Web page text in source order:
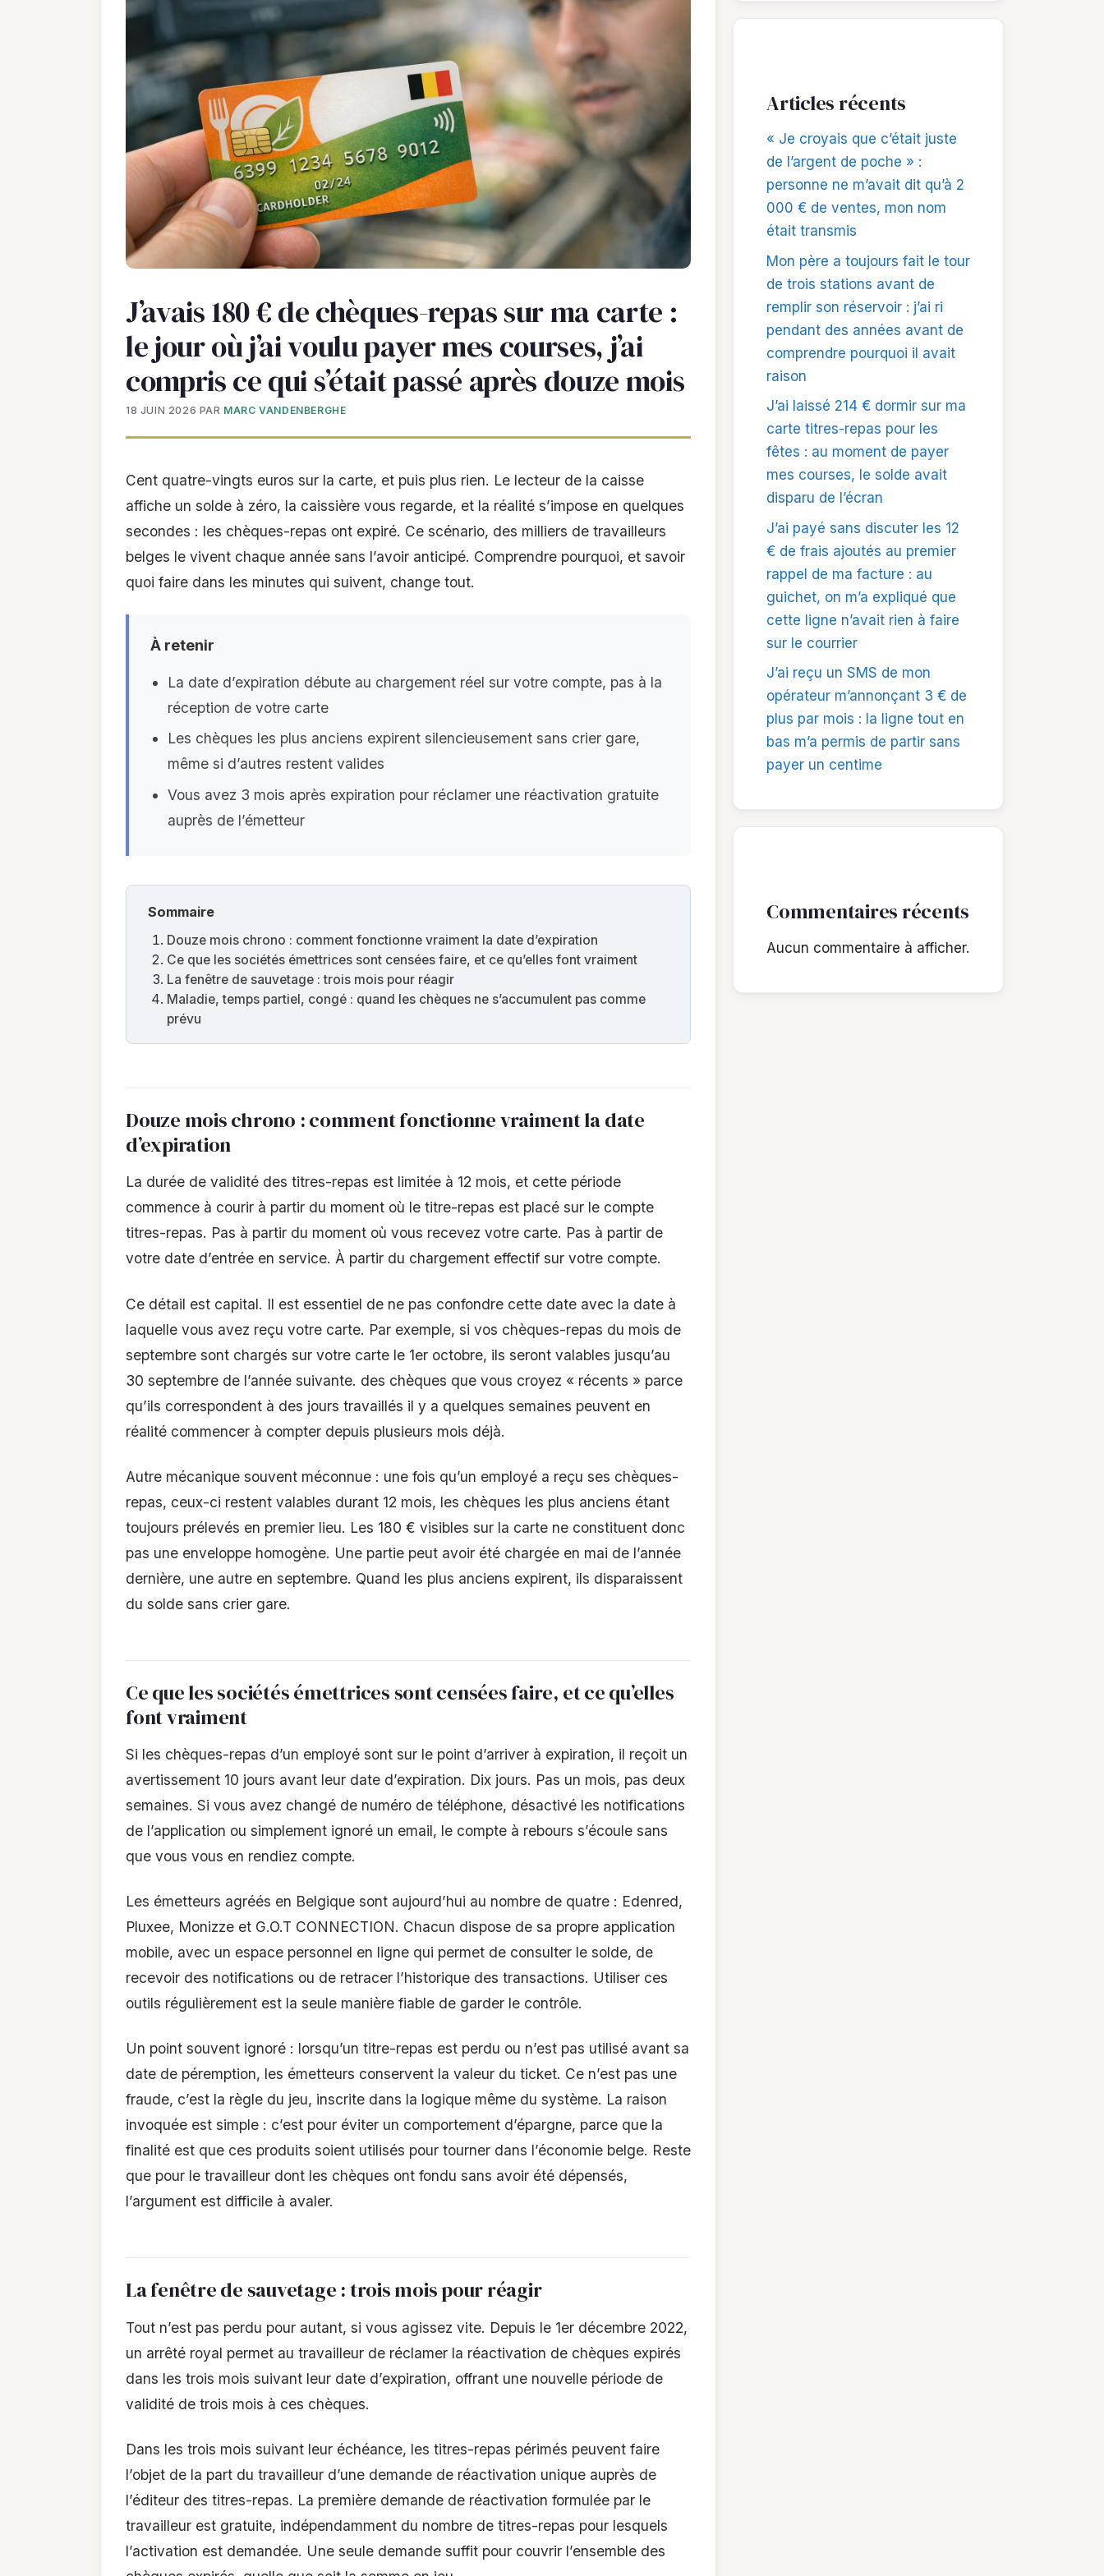
J’avais 180 € de chèques-repas sur ma carte :
le jour où j’ai voulu payer mes courses, j’ai
compris ce qui s’était passé après douze mois
18 JUIN 2026 PAR MARC VANDENBERGHE
Cent quatre-vingts euros sur la carte, et puis plus rien. Le lecteur de la caisse
affiche un solde à zéro, la caissière vous regarde, et la réalité s’impose en quelques
secondes : les chèques-repas ont expiré. Ce scénario, des milliers de travailleurs
belges le vivent chaque année sans l’avoir anticipé. Comprendre pourquoi, et savoir
quoi faire dans les minutes qui suivent, change tout.
À retenir
La date d’expiration débute au chargement réel sur votre compte, pas à la
réception de votre carte
Les chèques les plus anciens expirent silencieusement sans crier gare,
même si d’autres restent valides
Vous avez 3 mois après expiration pour réclamer une réactivation gratuite
auprès de l’émetteur
Sommaire
Douze mois chrono : comment fonctionne vraiment la date d’expiration
Ce que les sociétés émettrices sont censées faire, et ce qu’elles font vraiment
La fenêtre de sauvetage : trois mois pour réagir
Maladie, temps partiel, congé : quand les chèques ne s’accumulent pas comme
prévu
Douze mois chrono : comment fonctionne vraiment la date
d’expiration
La durée de validité des titres-repas est limitée à 12 mois, et cette période
commence à courir à partir du moment où le titre-repas est placé sur le compte
titres-repas. Pas à partir du moment où vous recevez votre carte. Pas à partir de
votre date d’entrée en service. À partir du chargement effectif sur votre compte.
Ce détail est capital. Il est essentiel de ne pas confondre cette date avec la date à
laquelle vous avez reçu votre carte. Par exemple, si vos chèques-repas du mois de
septembre sont chargés sur votre carte le 1er octobre, ils seront valables jusqu’au
30 septembre de l’année suivante. des chèques que vous croyez « récents » parce
qu’ils correspondent à des jours travaillés il y a quelques semaines peuvent en
réalité commencer à compter depuis plusieurs mois déjà.
Autre mécanique souvent méconnue : une fois qu’un employé a reçu ses chèques-
repas, ceux-ci restent valables durant 12 mois, les chèques les plus anciens étant
toujours prélevés en premier lieu. Les 180 € visibles sur la carte ne constituent donc
pas une enveloppe homogène. Une partie peut avoir été chargée en mai de l’année
dernière, une autre en septembre. Quand les plus anciens expirent, ils disparaissent
du solde sans crier gare.
Ce que les sociétés émettrices sont censées faire, et ce qu’elles
font vraiment
Si les chèques-repas d’un employé sont sur le point d’arriver à expiration, il reçoit un
avertissement 10 jours avant leur date d’expiration. Dix jours. Pas un mois, pas deux
semaines. Si vous avez changé de numéro de téléphone, désactivé les notifications
de l’application ou simplement ignoré un email, le compte à rebours s’écoule sans
que vous vous en rendiez compte.
Les émetteurs agréés en Belgique sont aujourd’hui au nombre de quatre : Edenred,
Pluxee, Monizze et G.O.T CONNECTION. Chacun dispose de sa propre application
mobile, avec un espace personnel en ligne qui permet de consulter le solde, de
recevoir des notifications ou de retracer l’historique des transactions. Utiliser ces
outils régulièrement est la seule manière fiable de garder le contrôle.
Un point souvent ignoré : lorsqu’un titre-repas est perdu ou n’est pas utilisé avant sa
date de péremption, les émetteurs conservent la valeur du ticket. Ce n’est pas une
fraude, c’est la règle du jeu, inscrite dans la logique même du système. La raison
invoquée est simple : c’est pour éviter un comportement d’épargne, parce que la
finalité est que ces produits soient utilisés pour tourner dans l’économie belge. Reste
que pour le travailleur dont les chèques ont fondu sans avoir été dépensés,
l’argument est difficile à avaler.
La fenêtre de sauvetage : trois mois pour réagir
Tout n’est pas perdu pour autant, si vous agissez vite. Depuis le 1er décembre 2022,
un arrêté royal permet au travailleur de réclamer la réactivation de chèques expirés
dans les trois mois suivant leur date d’expiration, offrant une nouvelle période de
validité de trois mois à ces chèques.
Dans les trois mois suivant leur échéance, les titres-repas périmés peuvent faire
l’objet de la part du travailleur d’une demande de réactivation unique auprès de
l’éditeur des titres-repas. La première demande de réactivation formulée par le
travailleur est gratuite, indépendamment du nombre de titres-repas pour lesquels
l’activation est demandée. Une seule demande suffit pour couvrir l’ensemble des
Articles récents
« Je croyais que c’était juste
de l’argent de poche » :
personne ne m’avait dit qu’à 2
000 € de ventes, mon nom
était transmis
Mon père a toujours fait le tour
de trois stations avant de
remplir son réservoir : j’ai ri
pendant des années avant de
comprendre pourquoi il avait
raison
J’ai laissé 214 € dormir sur ma
carte titres-repas pour les
fêtes : au moment de payer
mes courses, le solde avait
disparu de l’écran
J’ai payé sans discuter les 12
€ de frais ajoutés au premier
rappel de ma facture : au
guichet, on m’a expliqué que
cette ligne n’avait rien à faire
sur le courrier
J’ai reçu un SMS de mon
opérateur m’annonçant 3 € de
plus par mois : la ligne tout en
bas m’a permis de partir sans
payer un centime
Commentaires récents
Aucun commentaire à afficher.